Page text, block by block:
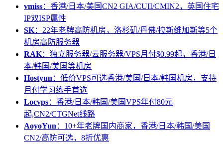
vmiss：香港/日本/美国CN2 GIA/CUII/CMIN2，英国住宅
IP双ISP属性
SK：22年老牌高防机房，洛杉矶/丹佛/拉斯维加斯等5个
机房高防服务器
RAK：独立服务器/云服务器/VPS月付$0.99起，香港/日
本/韩国/美国等机房
Hostyun ：低价VPS可选香港/美国/日本/韩国机房，支持
月付学习练手首选
Locvps：香港/日本/韩国/美国VPS年付80元
起,CN2/CTGNet线路
AoyoYun ：10+年老牌国内商家，香港/日本/韩国/美国
CN2/高防可选，8折优惠